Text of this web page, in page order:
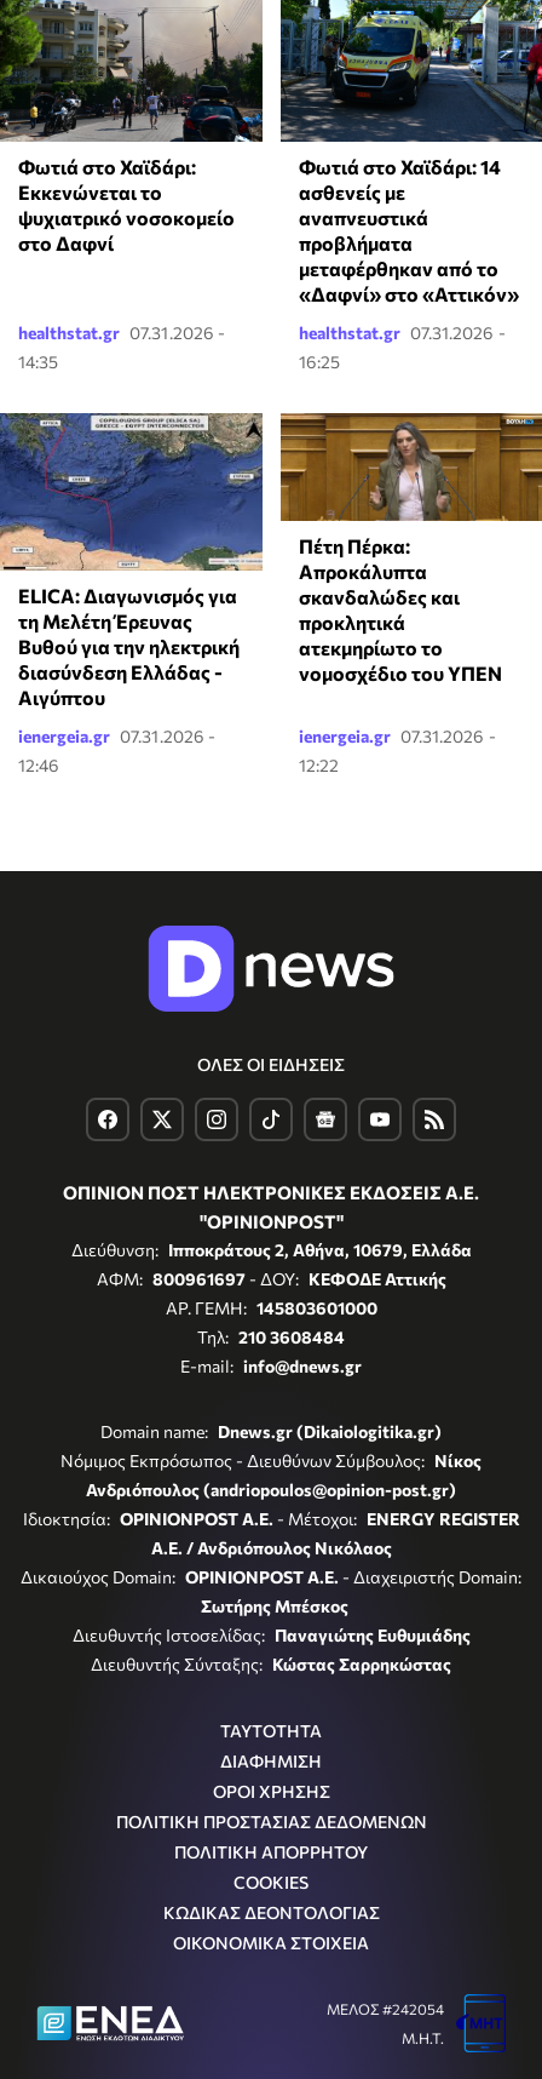
Φωτιά στο Χαϊδάρι:
Εκκενώνεται το
ψυχιατρικό νοσοκομείο
στο Δαφνί
healthstat.gr 07.31.2026 -
14:35
Φωτιά στο Χαϊδάρι: 14
ασθενείς με
αναπνευστικά
προβλήματα
μεταφέρθηκαν από το
«Δαφνί» στο «Αττικόν»
healthstat.gr 07.31.2026 -
16:25
ELICA: Διαγωνισμός για
τη Μελέτη Έρευνας
Βυθού για την ηλεκτρική
διασύνδεση Ελλάδας -
Αιγύπτου
ienergeia.gr 07.31.2026 -
12:46
Πέτη Πέρκα:
Απροκάλυπτα
σκανδαλώδες και
προκλητικά
ατεκμηρίωτο το
νομοσχέδιο του ΥΠΕΝ
ienergeia.gr 07.31.2026 -
12:22
ΟΛΕΣ ΟΙ ΕΙΔΗΣΕΙΣ
ΟΠΙΝΙΟΝ ΠΟΣΤ ΗΛΕΚΤΡΟΝΙΚΕΣ ΕΚΔΟΣΕΙΣ Α.Ε.
"OPINIONPOST"
Διεύθυνση: Ιπποκράτους 2, Αθήνα, 10679, Ελλάδα
ΑΦΜ: 800961697- ΔΟΥ: ΚΕΦΟΔΕ Αττικής
ΑΡ. ΓΕΜΗ: 145803601000
Τηλ: 210 3608484
E-mail: info@dnews.gr
Domain name: Dnews.gr (Dikaiologitika.gr)
Νόμιμος Εκπρόσωπος - Διευθύνων Σύμβουλος: Νίκος
Ανδριόπουλος (andriopoulos@opinion-post.gr)
Ιδιοκτησία: OPINIONPOST A.E. - Μέτοχοι: ENERGY REGISTER
Α.Ε. / Ανδριόπουλος Νικόλαος
Δικαιούχος Domain: OPINIONPOST A.E. - Διαχειριστής Domain:
Σωτήρης Μπέσκος
Διευθυντής Ιστοσελίδας: Παναγιώτης Ευθυμιάδης
Διευθυντής Σύνταξης: Κώστας Σαρρηκώστας
ΤΑΥΤΟΤΗΤΑ
ΔΙΑΦΗΜΙΣΗ
ΟΡΟΙ ΧΡΗΣΗΣ
ΠΟΛΙΤΙΚΗ ΠΡΟΣΤΑΣΙΑΣ ΔΕΔΟΜΕΝΩΝ
ΠΟΛΙΤΙΚΗ ΑΠΟΡΡΗΤΟΥ
COOKIES
ΚΩΔΙΚΑΣ ΔΕΟΝΤΟΛΟΓΙΑΣ
ΟΙΚΟΝΟΜΙΚΑ ΣΤΟΙΧΕΙΑ
ΜΕΛΟΣ #242054
Μ.Η.Τ.